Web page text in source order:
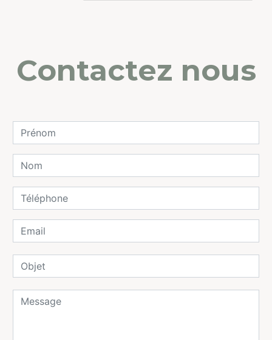
Contactez nous